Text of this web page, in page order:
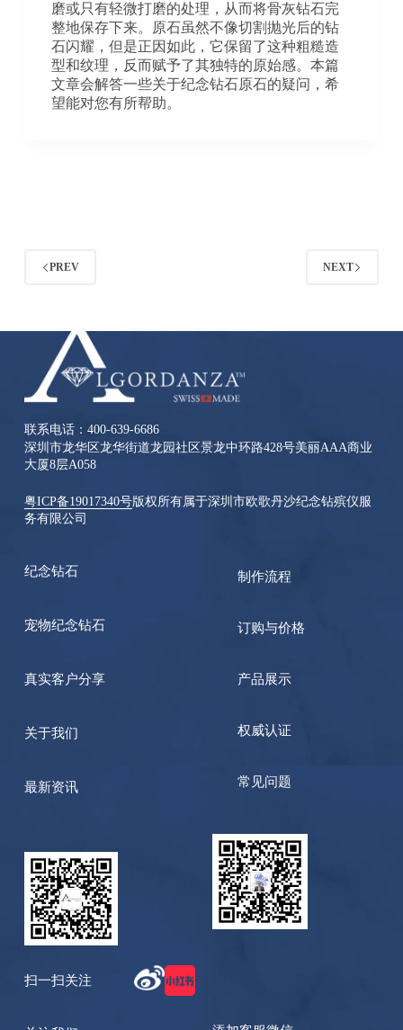
磨或只有轻微打磨的处理，从而将骨灰钻石完
整地保存下来。原石虽然不像切割抛光后的钻
石闪耀，但是正因如此，它保留了这种粗糙造
型和纹理，反而赋予了其独特的原始感。本篇
文章会解答一些关于纪念钻石原石的疑问，希
望能对您有所帮助。
PREV NEXT
联系电话：400-639-6686
深圳市龙华区龙华街道龙园社区景龙中环路428号美丽AAA商业
大厦8层A058
粤ICP备19017340号版权所有属于深圳市欧歌丹沙纪念钻殡仪服
务有限公司
纪念钻石
宠物纪念钻石
真实客户分享
关于我们
最新资讯
制作流程
订购与价格
产品展示
权威认证
常见问题
扫一扫关注